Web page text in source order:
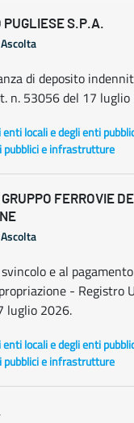
PUGLIESE S.P.A.
Ascolta
di deposito
n. 53056 del 17 luglio
locali e degli enti
pubblici e infrastrutture
FERROVIE
Ascolta
e al
- Registro
luglio 2026.
locali e degli enti
pubblici e infrastrutture